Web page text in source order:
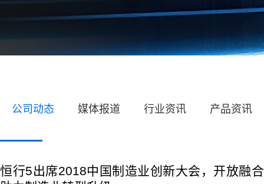
公司动态 媒体报道 行业资讯 产品资讯
恒行5出席2018中国制造业创新大会，开放融合